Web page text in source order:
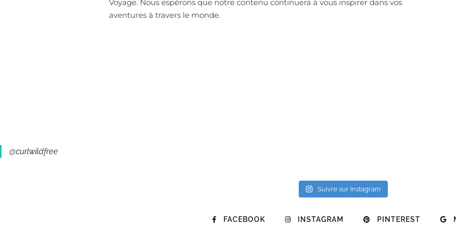
Voyage. Nous espérons que notre contenu continuera à vous inspirer dans vos
aventures à travers le monde.
@curlwildfree
Suivre sur Instagram
FACEBOOK INSTAGRAM PINTEREST